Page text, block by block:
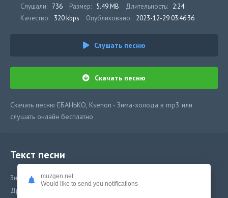
Слушали: 736 Размер: 5.49 MB Длительность: 2:24
Качество: 320 kbps Опубликовано: 2023-12-29 03:46:36
Слушать песню
Скачать песню
Скачать песню ЕБАНЬКО, Ksenon - Зима-холода в mp3 или
слушать онлайн бесплатно
Текст песни
Зима, холода, замерзает иногда
Дрочну я тогда, согреваюсь в холода
muzgen.net
Would like to send you notifications